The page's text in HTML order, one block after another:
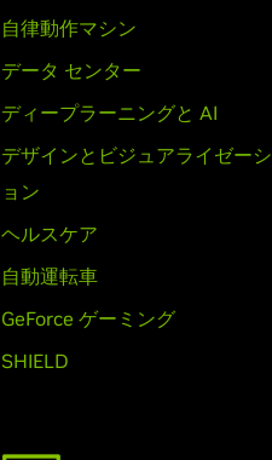
自律動作マシン
データ センター
ディープラーニングと AI
デザインとビジュアライゼーシ
ョン
ヘルスケア
自動運転車
GeForce ゲーミング
SHIELD